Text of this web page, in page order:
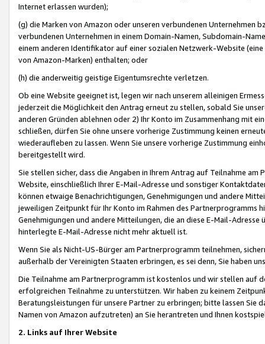
Internet erlassen wurden);
(g) die Marken von Amazon oder unseren verbundenen Unternehmen
verbundenen Unternehmen in einem Domain-Namen, Subdomain-
einem anderen Identifikator auf einer sozialen Netzwerk-Website
von Amazon-Marken) enthalten; oder
(h) die anderweitig geistige Eigentumsrechte verletzen.
Ob eine Website geeignet ist, legen wir nach unserem alleinigen
jederzeit die Möglichkeit den Antrag erneut zu stellen, sobald Sie
anderen Gründen ablehnen oder 2) Ihr Konto im Zusammenhang mit
schließen, dürfen Sie ohne unsere vorherige Zustimmung keinen
wiederaufleben zu lassen. Wenn Sie unsere vorherige Zustimmung
bereitgestellt wird.
Sie stellen sicher, dass die Angaben in Ihrem Antrag auf Teilnahme
Website, einschließlich Ihrer E-Mail-Adresse und sonstiger
können etwaige Benachrichtigungen, Genehmigungen und andere
jeweiligen Zeitpunkt für Ihr Konto im Rahmen des Partnerprogramms
Genehmigungen und andere Mitteilungen, die an diese E-Mail-
hinterlegte E-Mail-Adresse nicht mehr aktuell ist.
Wenn Sie als Nicht-US-Bürger am Partnerprogramm teilnehmen,
außerhalb der Vereinigten Staaten erbringen, es sei denn, Sie haben
Die Teilnahme am Partnerprogramm ist kostenlos und wir stellen auf
erfolgreichen Teilnahme zu unterstützen. Wir haben zu keinem
Beratungsleistungen für unsere Partner zu erbringen; bitte lassen Sie
Namen von Amazon aufzutreten) an Sie herantreten und Ihnen
2. Links auf Ihrer Website